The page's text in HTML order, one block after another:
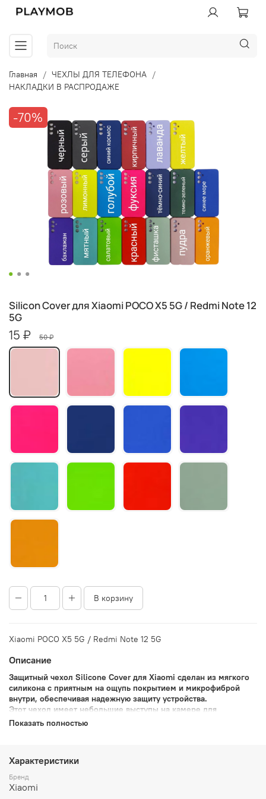
Главная
ЧЕХЛЫ ДЛЯ ТЕЛЕФОНА
НАКЛАДКИ В РАСПРОДАЖЕ
-70%
Silicon Cover для Xiaomi POCO X5 5G / Redmi Note 12
5G
15 ₽ 50 ₽
В корзину
Xiaomi POCO X5 5G / Redmi Note 12 5G
Описание
Защитный чехол Silicone Cover для Xiaomi сделан из мягкого
силикона с приятным на ощупь покрытием и микрофиброй
внутри, обеспечивая надежную защиту устройства.
Этот чехол имеет небольшие выступы на камере для
дополнительной защиты, обеспечивает плотное прилегание к
Показать полностью
Характеристики
Бренд
Xiaomi